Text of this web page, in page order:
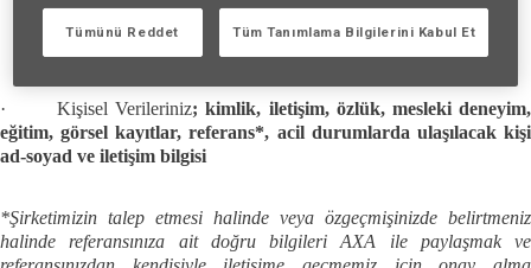
·Kişisel Verileriniz; kimlik, iletişim, özlük, mesleki deneyim,
eğitim, görsel kayıtlar, referans*, acil durumlarda ulaşılacak kişi
ad-soyad ve iletişim bilgisi
*Şirketimizin talep etmesi halinde veya özgeçmişinizde belirtmeniz
halinde referansınıza ait doğru bilgileri AXA ile paylaşmak ve
Tümünü Reddet Tüm Tanımlama Bilgilerini Kabul Et